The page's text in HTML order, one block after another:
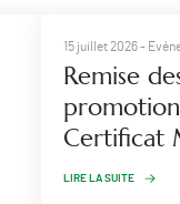
15 juillet 2026-
Remise
Certificat
LIRE LA SUITE